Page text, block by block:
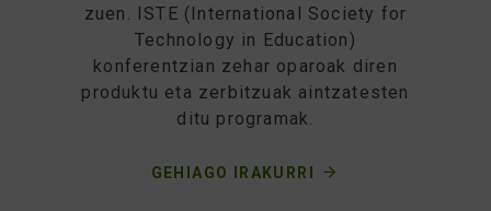
zuen. ISTE (International Society for
Technology in Education)
konferentzian zehar oparoak diren
produktu eta zerbitzuak aintzatesten
ditu programak.
GEHIAGO IRAKURRI